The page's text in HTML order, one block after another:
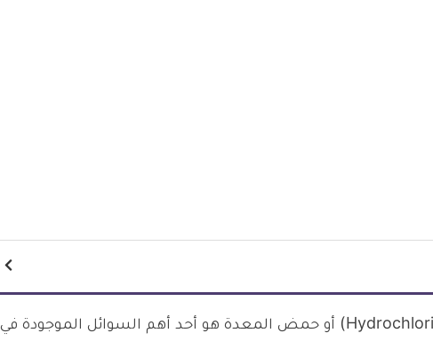
يعتبر حمض الهيدروكلوريك (Hydrochloric Acid) أو حمض المعدة هو أحد أهم السوائل الموجودة في